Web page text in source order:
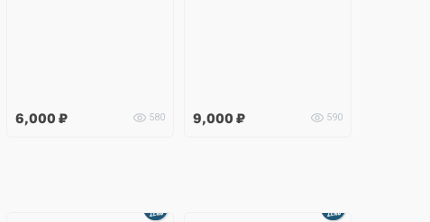
6,000 ₽ 580 9,000 ₽ 590